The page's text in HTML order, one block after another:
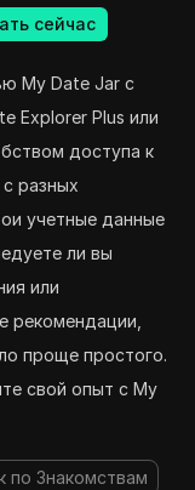
сейчас
My Date Jar с
Explorer Plus или
доступа к
разных
учетные данные
ли вы
или
рекомендации,
проще простого.
свой опыт с My
по Знакомствам